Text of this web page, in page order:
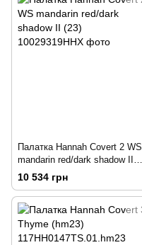
Палатка Hannah Covert 2 WS
mandarin red/dark shadow II
(23)
10 534 грн